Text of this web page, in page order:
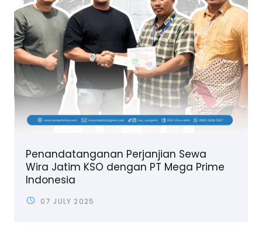
Penandatanganan Perjanjian Sewa
Wira Jatim KSO dengan PT Mega Prime
Indonesia
07 JULY 2025